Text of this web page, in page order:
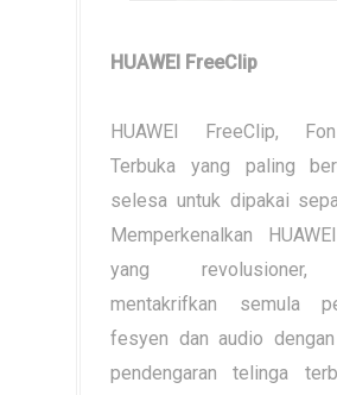
HUAWEI FreeClip
HUAWEI FreeClip,
Terbuka yang paling
selesa untuk dipakai
Memperkenalkan
yang revolusioner,
mentakrifkan semula
fesyen dan audio
pendengaran telinga